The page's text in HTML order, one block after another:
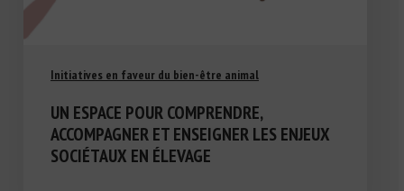
Initiatives en faveur du bien-être animal
UN ESPACE POUR COMPRENDRE,
ACCOMPAGNER ET ENSEIGNER LES ENJEUX
SOCIÉTAUX EN ÉLEVAGE